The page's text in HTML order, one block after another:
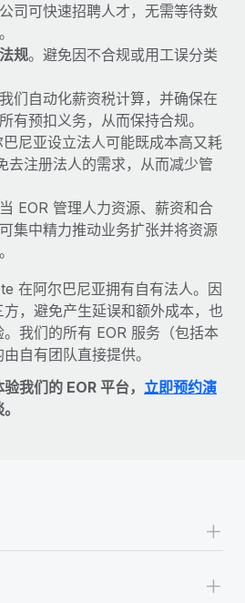
司可快速招聘人才，无需等待数
规。避免因不合规或用工误分类
们自动化薪资税计算，并确保在
有预扣义务，从而保持合规。
尼亚设立法人可能既成本高又耗
去注册法人的需求，从而减少管
EOR 管理人力资源、薪资和合
集中精力推动业务扩张并将资源
在阿尔巴尼亚拥有自有法人。因
，避免产生延误和额外成本，也
我们的所有 EOR 服务（包括本
自有团队直接提供。
我们的 EOR 平台， 立即预约演
+
+